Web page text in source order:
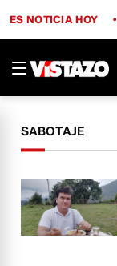
ES NOTICIA HOY
SABOTAJE